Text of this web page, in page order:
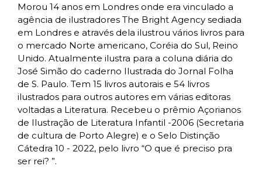
Morou 14 anos em Londres onde era vinculado a
agência de ilustradores The Bright Agency sediada
em Londres e através dela ilustrou vários livros para
o mercado Norte americano, Coréia do Sul, Reino
Unido. Atualmente ilustra para a coluna diária do
José Simão do caderno Ilustrada do Jornal Folha
de S. Paulo. Tem 15 livros autorais e 54 livros
ilustrados para outros autores em várias editoras
voltadas a Literatura. Recebeu o prêmio Açorianos
de Ilustração de Literatura Infantil -2006 (Secretaria
de cultura de Porto Alegre) e o Selo Distinção
Cátedra 10 - 2022, pelo livro “O que é preciso pra
ser rei? ”.